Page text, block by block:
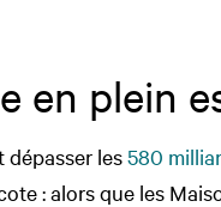
en plein
les580
: alors que les